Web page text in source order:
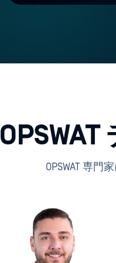
OPSWAT 専門